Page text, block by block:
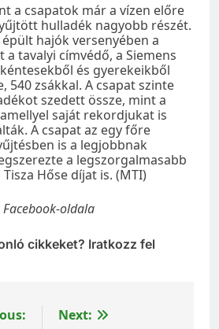
a csapatok már a vízen előre
hulladék nagyobb részét.
hajók versenyében a
tavalyi címvédő, a Siemens
és gyerekeikből
540 zsákkal. A csapat szinte
szedett össze, mint a
saját rekordjukat is
A csapat az egy főre
is a legjobbnak
a legszorgalmasabb
Hőse díjat is. (MTI)
oldala
cikkeket? Iratkozz fel
Next: